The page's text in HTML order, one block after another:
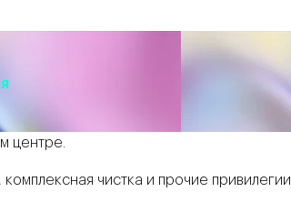
центре.
чистка и прочие привилегии.